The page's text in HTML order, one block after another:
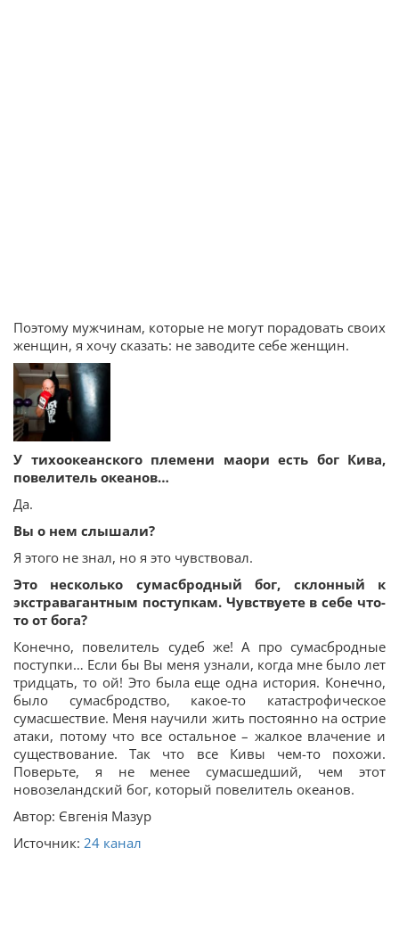
Поэтому мужчинам, которые не могут порадовать своих
женщин, я хочу сказать: не заводите себе женщин.
У тихоокеанского племени маори есть бог Кива,
повелитель океанов…
Да.
Вы о нем слышали?
Я этого не знал, но я это чувствовал.
Это несколько сумасбродный бог, склонный к
экстравагантным поступкам. Чувствуете в себе что-
то от бога?
Конечно, повелитель судеб же! А про сумасбродные
поступки… Если бы Вы меня узнали, когда мне было лет
тридцать, то ой! Это была еще одна история. Конечно,
было сумасбродство, какое-то катастрофическое
сумасшествие. Меня научили жить постоянно на острие
атаки, потому что все остальное – жалкое влачение и
существование. Так что все Кивы чем-то похожи.
Поверьте, я не менее сумасшедший, чем этот
новозеландский бог, который повелитель океанов.
Автор: Євгенія Мазур
Источник: 24 канал